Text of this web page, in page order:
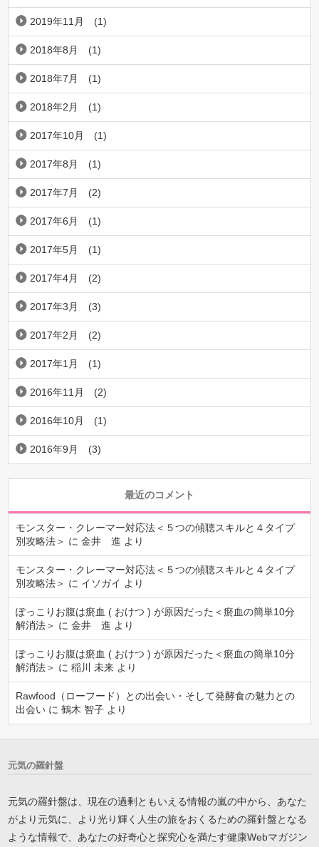
2019年11月 (1)
2018年8月 (1)
2018年7月 (1)
2018年2月 (1)
2017年10月 (1)
2017年8月 (1)
2017年7月 (2)
2017年6月 (1)
2017年5月 (1)
2017年4月 (2)
2017年3月 (3)
2017年2月 (2)
2017年1月 (1)
2016年11月 (2)
2016年10月 (1)
2016年9月 (3)
最近のコメント
モンスター・クレーマー対応法＜５つの傾聴スキルと４タイプ
別攻略法＞ に金井 進 より
モンスター・クレーマー対応法＜５つの傾聴スキルと４タイプ
別攻略法＞ に イソガイ より
ぽっこりお腹は瘀血 ( おけつ ) が原因だった＜瘀血の簡単10分
解消法＞ に金井 進 より
ぽっこりお腹は瘀血 ( おけつ ) が原因だった＜瘀血の簡単10分
解消法＞ に稲川 未来 より
Rawfood（ローフード）との出会い・そして発酵食の魅力との
出会い に鶴木 智子 より
元気の羅針盤
元気の羅針盤は、現在の過剰ともいえる情報の嵐の中から、あなた
がより元気に、より光り輝く人生の旅をおくるための羅針盤となる
ような情報で、あなたの好奇心と探究心を満たす健康Webマガジン